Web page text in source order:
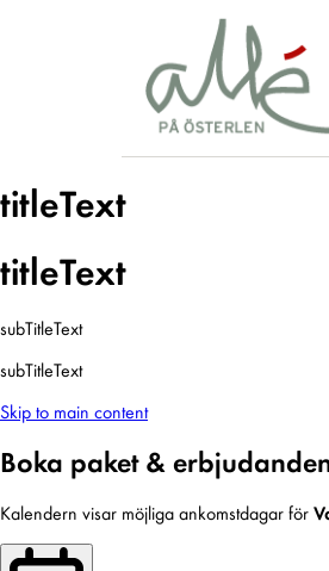
titleText
titleText
subTitleText
subTitleText
Skip to main content
Boka paket &
Kalendern visar möjliga ankomstdagar för